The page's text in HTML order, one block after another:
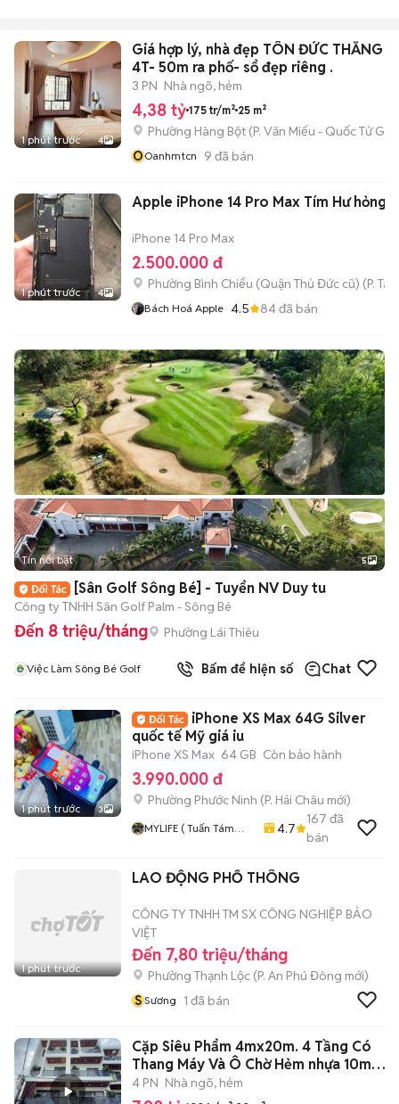
1 phút trước 4
Giá hợp lý, nhà đẹp TÔN ĐỨC THẮNG
4T- 50m ra phố- sổ đẹp riêng .
3 PN Nhà ngõ, hẻm
4,38 tỷ 175 tr/m² 25 m²
Phường Hàng Bột (P. Văn Miếu - Quốc Tử
OOanhmtcn 9 đã bán
1 phút trước 4
Apple iPhone 14 Pro Max Tím Hư hỏng
iPhone 14 Pro Max
2.500.000 đ
Phường Bình Chiểu (Quận Thủ Đức cũ) (P.
Bách Hoá Apple 4.5 84đã bán
Tin nổi bật 5
[Sân Golf Sông Bé] - Tuyển NV Duy tu
Công ty TNHH Sân Golf Palm - Sông Bé
Đến 8 triệu/tháng Phường Lái Thiêu
Việc Làm Sông Bé Golf Bấm để hiện số Chat
1 phút trước 3
iPhone XS Max 64G Silver
quốc tế Mỹ giá iu
iPhone XS Max 64 GB Còn bảo hành
3.990.000 đ
Phường Phước Ninh (P. Hải Châu mới)
MYLIFE ( Tuấn Tám
MTB, Nokia, Mobiado,
4.7
167 đã
bán
1 phút trước
LAO ĐỘNG PHỔ THÔNG
CÔNG TY TNHH TM SX CÔNG NGHIỆP BẢO
VIỆT
Đến 7,80 triệu/tháng
Phường Thạnh Lộc (P. An Phú Đông mới)
S Sương 1 đã bán
Cặp Siêu Phẩm 4mx20m. 4 Tầng Có
Thang Máy Và Ô Chờ Hẻm nhựa 10m
TCH 10
4 PN Nhà ngõ, hẻm